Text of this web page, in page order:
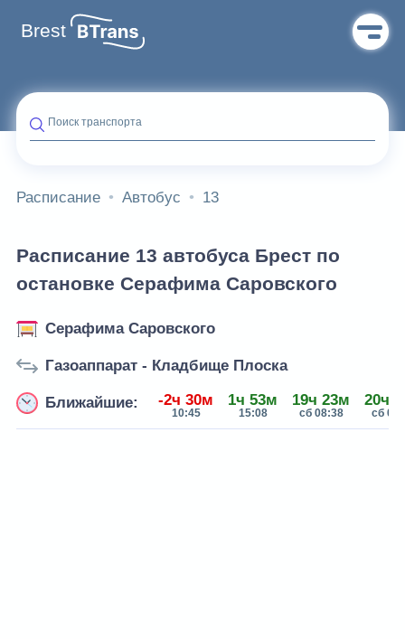
Brest
Поиск транспорта
Расписание Автобус 13
Расписание 13 автобуса Брест по
остановке Серафима Саровского
Серафима Саровского
Газоаппарат - Кладбище Плоска
Ближайшие: -2ч 30м
10:45
1ч 53м
15:08
19ч 23м
сб 08:38
20ч
сб